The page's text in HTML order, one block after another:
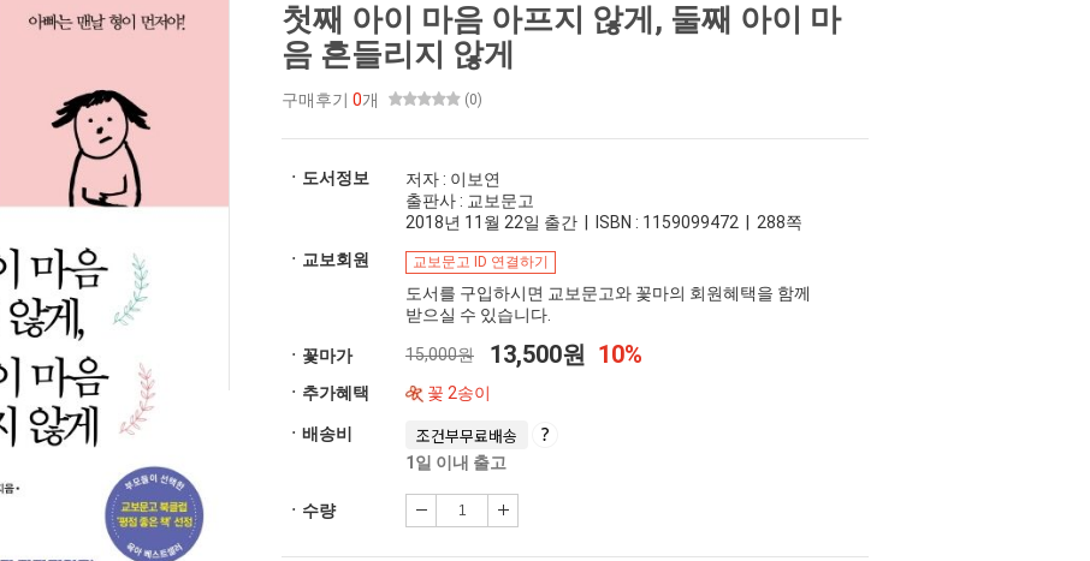
첫째 아이 마음 아프지 않게, 둘째 아이 마
음 흔들리지 않게
구매후기 0개 (0)
ㆍ도서정보
저자 : 이보연
출판사 : 교보문고
2018년 11월 22일 출간 | ISBN : 1159099472 | 288쪽
ㆍ교보회원
교보문고 ID 연결하기
도서를 구입하시면 교보문고와 꽃마의 회원혜택을 함께
받으실 수 있습니다.
ㆍ꽃마가 15,000원 13,500원 10%
ㆍ추가혜택 꽃 2송이
ㆍ배송비 조건부무료배송
1일 이내 출고
ㆍ수량